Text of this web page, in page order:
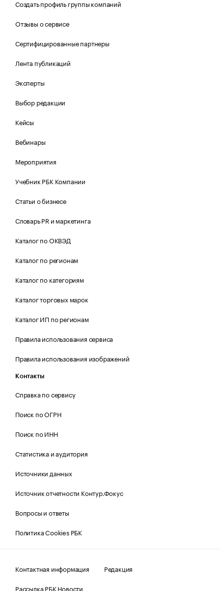
Создать профиль группы компаний
Отзывы о сервисе
Сертифицированные партнеры
Лента публикаций
Эксперты
Выбор редакции
Кейсы
Вебинары
Мероприятия
Учебник РБК Компании
Статьи о бизнесе
Словарь PR и маркетинга
Каталог по ОКВЭД
Каталог по регионам
Каталог по категориям
Каталог торговых марок
Каталог ИП по регионам
Правила использования сервиса
Правила использования изображений
Контакты
Справка по сервису
Поиск по ОГРН
Поиск по ИНН
Статистика и аудитория
Источники данных
Источник отчетности Контур.Фокус
Вопросы и ответы
Политика Cookies РБК
Контактная информация
Редакция
Рассылка РБК Новости